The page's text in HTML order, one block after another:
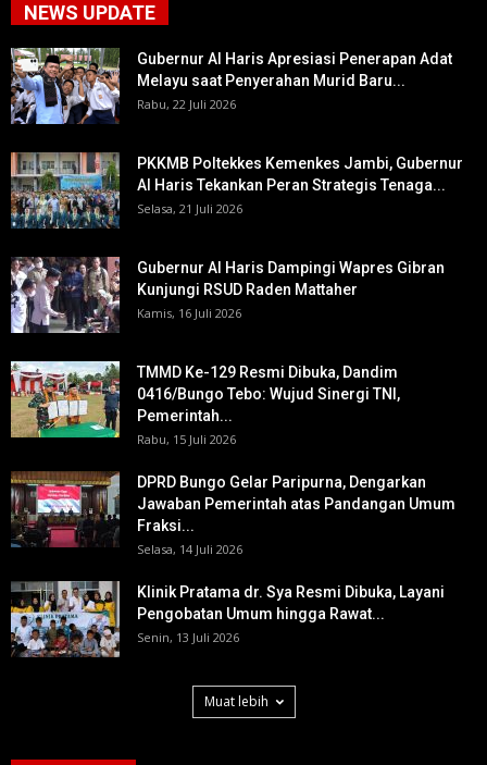
NEWS UPDATE
Gubernur Al Haris Apresiasi Penerapan Adat
Melayu saat Penyerahan Murid Baru...
Rabu, 22 Juli 2026
PKKMB Poltekkes Kemenkes Jambi, Gubernur
Al Haris Tekankan Peran Strategis Tenaga...
Selasa, 21 Juli 2026
Gubernur Al Haris Dampingi Wapres Gibran
Kunjungi RSUD Raden Mattaher
Kamis, 16 Juli 2026
TMMD Ke-129 Resmi Dibuka, Dandim
0416/Bungo Tebo: Wujud Sinergi TNI,
Pemerintah...
Rabu, 15 Juli 2026
DPRD Bungo Gelar Paripurna, Dengarkan
Jawaban Pemerintah atas Pandangan Umum
Fraksi...
Selasa, 14 Juli 2026
Klinik Pratama dr. Sya Resmi Dibuka, Layani
Pengobatan Umum hingga Rawat...
Senin, 13 Juli 2026
Muat lebih